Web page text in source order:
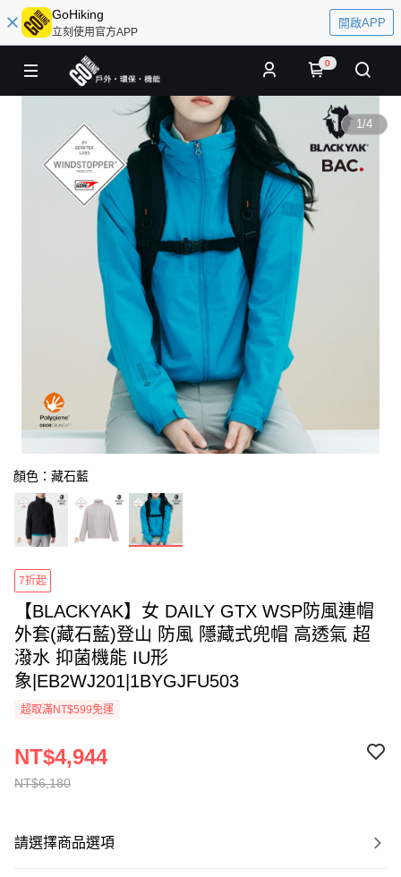
GoHiking
立刻使用官方APP
開啟APP
0
1/4
顏色：藏石藍
7折起
【BLACKYAK】女 DAILY GTX WSP防風連帽
外套(藏石藍)登山 防風 隱藏式兜帽 高透氣 超
潑水 抑菌機能 IU形
象|EB2WJ201|1BYGJFU503
超取滿NT$599免運
NT$6,180
NT$4,944
請選擇商品選項